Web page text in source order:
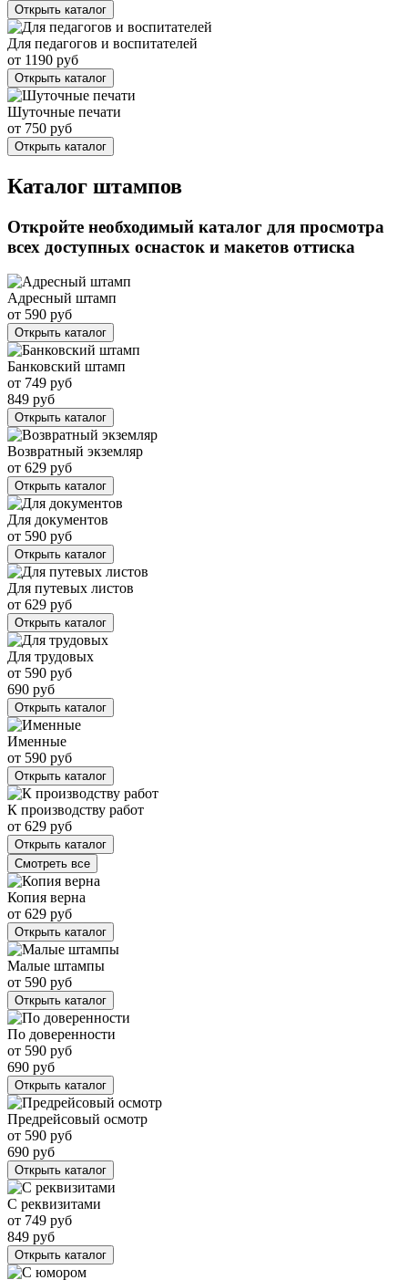
Открыть каталог
Для педагогов и воспитателей
от 1190 руб
Открыть каталог
Шуточные печати
от 750 руб
Открыть каталог
Каталог штампов
Откройте необходимый каталог для просмотра
всех доступных оснасток и макетов оттиска
Адресный штамп
от 590 руб
Открыть каталог
Банковский штамп
от 749 руб
849 руб
Открыть каталог
Возвратный экземляр
от 629 руб
Открыть каталог
Для документов
от 590 руб
Открыть каталог
Для путевых листов
от 629 руб
Открыть каталог
Для трудовых
от 590 руб
690 руб
Открыть каталог
Именные
от 590 руб
Открыть каталог
К производству работ
от 629 руб
Открыть каталог
Смотреть все
Копия верна
от 629 руб
Открыть каталог
Малые штампы
от 590 руб
Открыть каталог
По доверенности
от 590 руб
690 руб
Открыть каталог
Предрейсовый осмотр
от 590 руб
690 руб
Открыть каталог
С реквизитами
от 749 руб
849 руб
Открыть каталог